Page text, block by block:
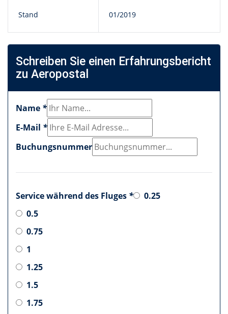
Stand 01/2019
Schreiben Sie einen Erfahrungsbericht
zu Aeropostal
Name *
E-Mail *
Buchungsnummer
Service während des Fluges *
0.25
0.5
0.75
1
1.25
1.5
1.75